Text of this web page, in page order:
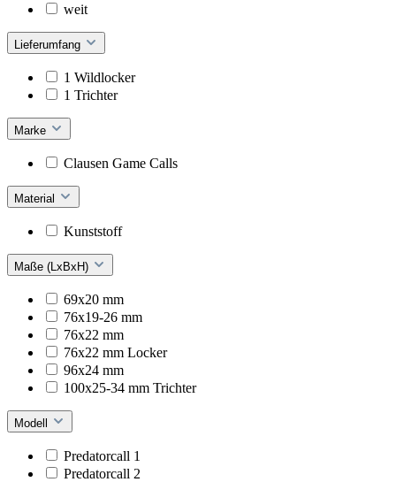
weit
Lieferumfang
1 Wildlocker
1 Trichter
Marke
Clausen Game Calls
Material
Kunststoff
Maße (LxBxH)
69x20 mm
76x19-26 mm
76x22 mm
76x22 mm Locker
96x24 mm
100x25-34 mm Trichter
Modell
Predatorcall 1
Predatorcall 2